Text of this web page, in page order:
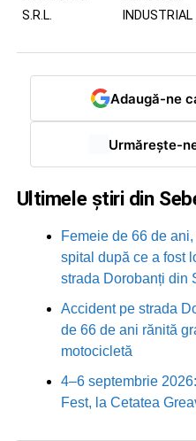
S.R.L.
INDUSTRIAL
Adaugă-ne
Urmărește-
Ultimele știri din
Femeie de 66 de
spital după ce a fost
strada Dorobanți din
Accident pe strada
de 66 de ani rănită
motocicletă
4–6 septembrie
Fest, la Cetatea